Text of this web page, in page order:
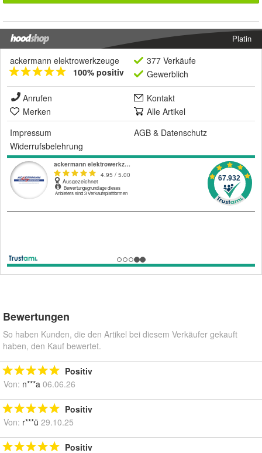
Platin
ackermann elektrowerkzeuge
100% positiv
377 Verkäufe
Gewerblich
Anrufen
Kontakt
Merken
Alle Artikel
Impressum
AGB & Datenschutz
Widerrufsbelehrung
Bewertungen
So haben Kunden, die den Artikel bei diesem Verkäufer gekauft
haben, den Kauf bewertet.
Positiv
Von: n***a 06.06.26
Positiv
Von: r***ü 29.10.25
Positiv